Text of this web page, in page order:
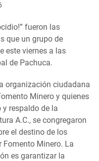
fueron las
que un grupo de
este viernes a las
de Pachuca.
organización ciudadana
Minero y quienes
respaldo de la
A.C., se congregaron
el destino de los
Fomento Minero. La
es garantizar la